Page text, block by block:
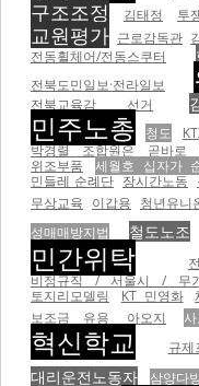
구조조정 김태정 투
교원평가 근로감독관
전동휠체어/전동스쿠터
전북도민일보·전라일보
전북교육감 선거
민주노총 청도
박경렬 조합원은 곧바로
위조부품
세월호 십자가
민들레 순례단 장시간노동
무상교육 이갑용 청년유니
성매매방지법 철도노조
민간위탁
비정규직 / 서울시 / 무
토지리모델링
KT 민영화
보조금 유용
아오지
혁신학교 규제
대리운전노동자 삼양다